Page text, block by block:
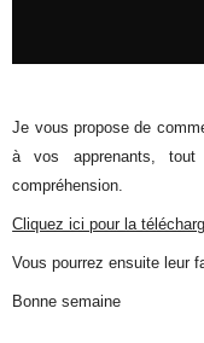
Je vous propose de
à vos apprenants,
compréhension.
Cliquez ici pour la
Vous pourrez ensuite leur
Bonne semaine